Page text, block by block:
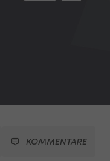
KOMMENTARE